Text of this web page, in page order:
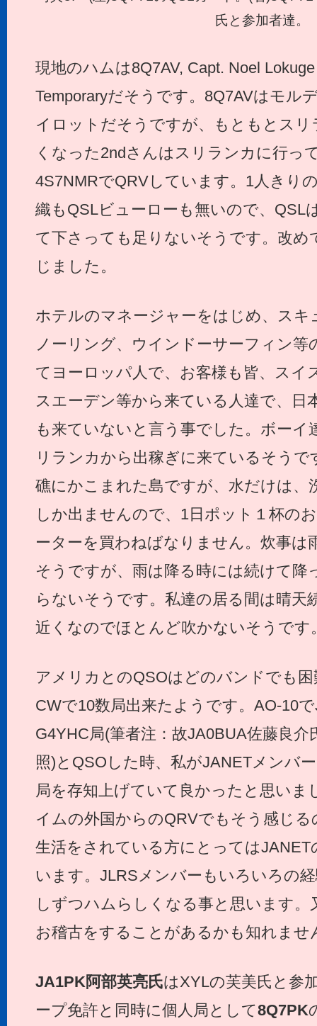
氏と参加者達。
現地のハムは8Q7AV, Capt. Noel
Temporaryだそうです。8Q7AVはモル
イロットだそうですが、もともとス
くなった2ndさんはスリランカに行っ
4S7NMRでQRVしています。1人きり
織もQSLビューローも無いので、QSL
て下さっても足りないそうです。改め
じました。
ホテルのマネージャーをはじめ、ス
ノーリング、ウインドーサーフィン
てヨーロッパ人で、お客様も皆、スイ
スエーデン等から来ている人達で、日
も来ていないと言う事でした。ボーイ
リランカから出稼ぎに来ているそうで
礁にかこまれた島ですが、水だけは、
しか出ませんので、1日ポット１杯の
ーターを買わねばなりません。炊事は
そうですが、雨は降る時には続けて降
らないそうです。私達の居る間は晴天
近くなのでほとんど吹かないそうです
アメリカとのQSOはどのバンドでも
CWで10数局出来たようです。AO-10
G4YHC局(筆者注：故JA0BUA佐藤良介
照)とQSOした時、私がJANETメンバ
局を存知上げていて良かったと思いま
イムの外国からのQRVでもそう感じ
生活をされている方にとってはJANET
います。JLRSメンバーもいろいろの
しずつハムらしくなる事と思います
お稽古をすることがあるかも知れませ
JA1PK阿部英亮氏はXYLの芙美氏と参
ープ免許と同時に個人局として8Q7PK